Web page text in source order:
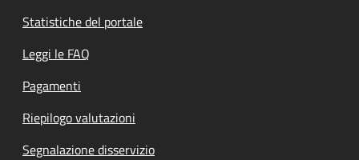
Statistiche del portale
Leggi le FAQ
Pagamenti
Riepilogo valutazioni
Segnalazione disservizio